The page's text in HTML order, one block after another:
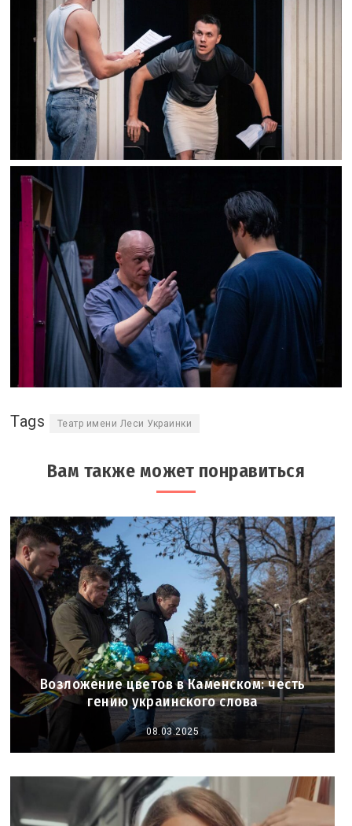
Tags Театр имени Леси Украинки
Вам также может понравиться
Возложение цветов в Каменском: честь
гению украинского слова
08.03.2025